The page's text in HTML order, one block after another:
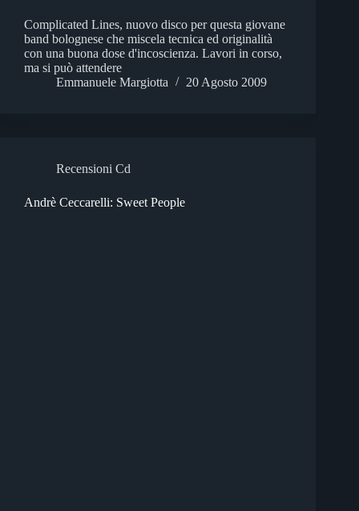
Complicated Lines, nuovo disco per questa giovane
band bolognese che miscela tecnica ed originalità
con una buona dose d'incoscienza. Lavori in corso,
ma si può attendere
Emmanuele Margiotta
20 Agosto 2009
Recensioni Cd
Andrè Ceccarelli: Sweet People